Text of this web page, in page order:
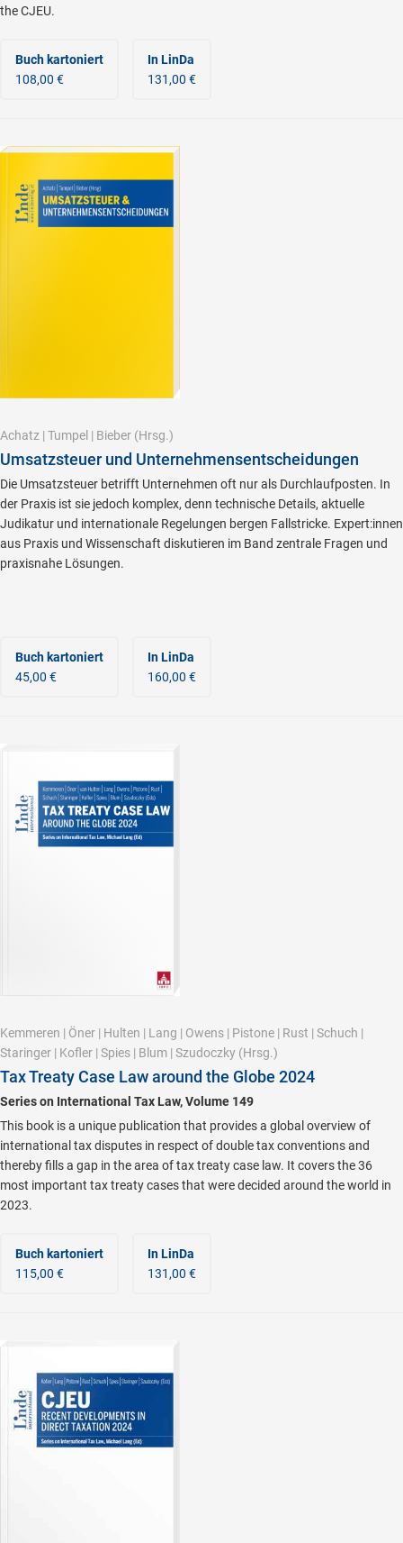
the CJEU.
Buch kartoniert
108,00 €
In LinDa
131,00 €
Achatz | Tumpel | Bieber (Hrsg.)
Umsatzsteuer und Unternehmensentscheidungen
Die Umsatzsteuer betrifft Unternehmen oft nur als Durchlaufposten. In
der Praxis ist sie jedoch komplex, denn technische Details, aktuelle
Judikatur und internationale Regelungen bergen Fallstricke. Expert:innen
aus Praxis und Wissenschaft diskutieren im Band zentrale Fragen und
praxisnahe Lösungen.
Buch kartoniert
45,00 €
In LinDa
160,00 €
Kemmeren | Öner | Hulten | Lang | Owens | Pistone | Rust | Schuch |
Staringer | Kofler | Spies | Blum | Szudoczky (Hrsg.)
Tax Treaty Case Law around the Globe 2024
Series on International Tax Law, Volume 149
This book is a unique publication that provides a global overview of
international tax disputes in respect of double tax conventions and
thereby fills a gap in the area of tax treaty case law. It covers the 36
most important tax treaty cases that were decided around the world in
2023.
Buch kartoniert
115,00 €
In LinDa
131,00 €